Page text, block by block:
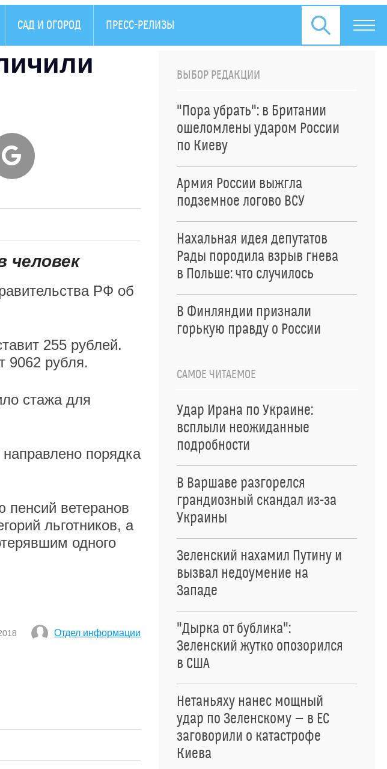
САД И ОГОРОД ПРЕСС-РЕЛИЗЫ
человек
РФ об
255 рублей.
9062 рубля.
стажа для
порядка
пенсий ветеранов
льготников, а
одного
Отдел информации
ВЫБОР РЕДАКЦИИ
"Пора убрать": в Британии
ошеломлены ударом России
по Киеву
Армия России выжгла
подземное логово ВСУ
Нахальная идея депутатов
Рады породила взрыв гнева
в Польше: что случилось
В Финляндии признали
горькую правду о России
САМОЕ ЧИТАЕМОЕ
Удар Ирана по Украине:
всплыли неожиданные
подробности
В Варшаве разгорелся
грандиозный скандал из-за
Украины
Зеленский нахамил Путину и
вызвал недоумение на
Западе
"Дырка от бублика":
Зеленский жутко опозорился
в США
Нетаньяху нанес мощный
удар по Зеленскому — в ЕС
заговорили о катастрофе
Киева